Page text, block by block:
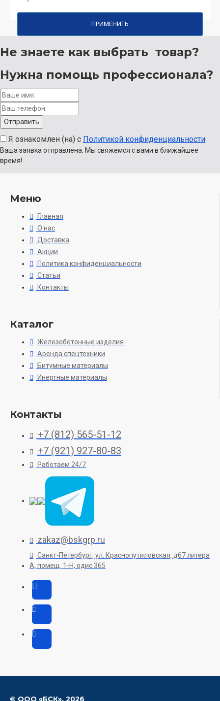
ПРИМЕНИТЬ
Не знаете как выбрать товар?
Нужна помощь профессионала?
Я ознакомлен (на) с Политикой конфиденциальности
Ваша заявка отправлена. Мы свяжемся с вами в ближайшее
время!
Меню
Главная
О нас
Доставка
Акции
Политика конфиденциальности
Статьи
Контакты
Каталог
Железобетонные изделия
Аренда спецтехники
Битумные материалы
Инертные материалы
Контакты
+7 (812) 565-51-12
+7 (921) 927-80-83
Работаем 24/7
zakaz@bskgrp.ru
Санкт-Петербург, ул. Краснопутиловская, д67 литера
А, помещ. 1-H, одис 365
© ООО «БСК», 2026